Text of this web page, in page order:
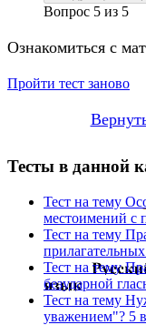
Вопрос 5 из 5
Ознакомиться с
Пройти тест заново
Тесты в данной
Тест на тему
местоимений с
Тест на тему
прилагательных
Тест на тему
безударной
Тест на тему
уважением"? 5